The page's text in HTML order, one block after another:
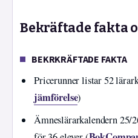
Bekräftade fakta
BEKRKRÄFTADE FAKTA
Pricerunner listar 52
jämförelse)
Ämneslärarkalendern 25/